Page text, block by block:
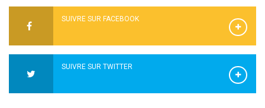
SUIVRE SUR FACEBOOK
SUIVRE SUR TWITTER